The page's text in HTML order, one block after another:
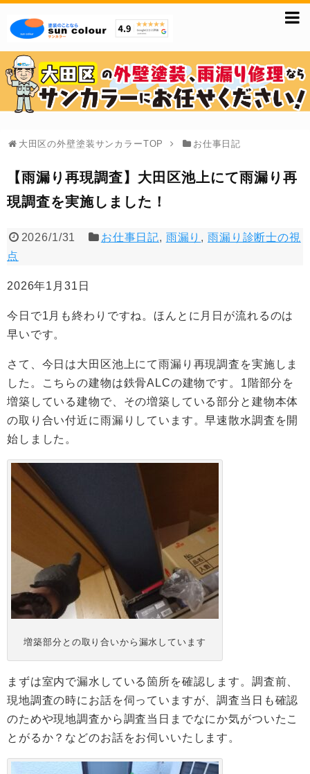
大田区の外壁塗装サンカラーTOP お仕事日記
【雨漏り再現調査】大田区池上にて雨漏り再
現調査を実施しました！
2026/1/31 お仕事日記, 雨漏り ,雨漏り診断士の視
点
2026年1月31日
今日で1月も終わりですね。ほんとに月日が流れるのは
早いです。
さて、今日は大田区池上にて雨漏り再現調査を実施しま
した。こちらの建物は鉄骨ALCの建物です。1階部分を
増築している建物で、その増築している部分と建物本体
の取り合い付近に雨漏りしています。早速散水調査を開
始しました。
増築部分との取り合いから漏水しています
まずは室内で漏水している箇所を確認します。調査前、
現地調査の時にお話を伺っていますが、調査当日も確認
のためや現地調査から調査当日までなにか気がついたこ
とがるか？などのお話をお伺いいたします。